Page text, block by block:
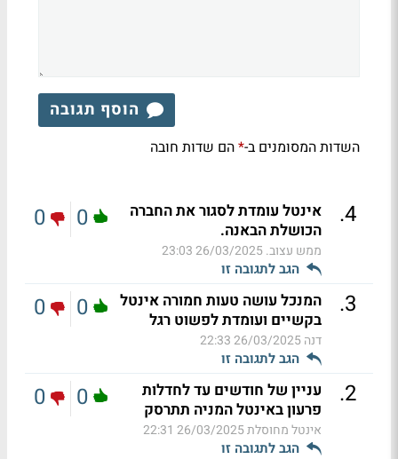
הוסף תגובה
השדות המסומנים ב-*הם שדות חובה
4
.
אינטל עומדת לסגור את החברה
הכושלת הבאנה.
ממש עצוב.26/03/2025 23:03
הגב לתגובה זו
0
0
3
.
המנכל עושה טעות חמורה אינטל
בקשיים ועומדת לפשוט רגל
דנה26/03/2025 22:33
הגב לתגובה זו
0
0
2
.
עניין של חודשים עד לחדלות
פרעון באינטל המניה תתרסק
אינטל מחוסלת26/03/2025 22:31
הגב לתגובה זו
0
0